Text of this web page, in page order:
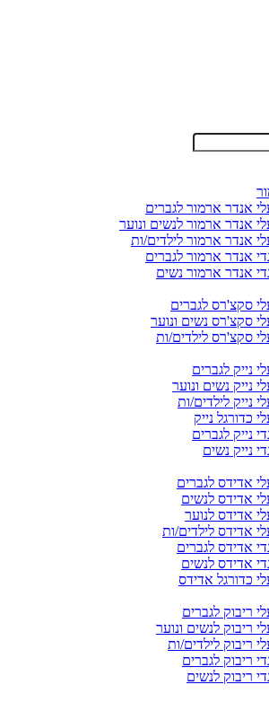
אנדר ארמור לגברים
אנדר ארמור לנשים ונוער
אנדר ארמור לילדים/ות
אנדר ארמור לגברים
אנדר ארמור נשים
סקצ'רס לגברים
סקצ'רס נשים ונוער
סקצ'רס לילדים/ות
נייק לגברים
נייק נשים ונוער
נייק לילדים/ות
כדורגל נייק
נייק לגברים
נייק נשים
אדידס לגברים
אדידס לנשים
אדידס לנוער
אדידס לילדים/ות
אדידס לגברים
אדידס לנשים
כדורגל אדידס
ריבוק לגברים
ריבוק לנשים ונוער
ריבוק לילדים/ות
ריבוק לגברים
ריבוק לנשים